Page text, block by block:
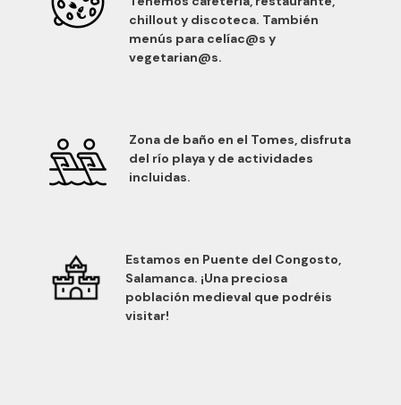
chillout y discoteca. También
menús para celíac@s y
vegetarian@s.
Zona de baño en el Tomes, disfruta
del río playa y de actividades
incluidas.
Estamos en Puente del Congosto,
Salamanca. ¡Una preciosa
población medieval que podréis
visitar!